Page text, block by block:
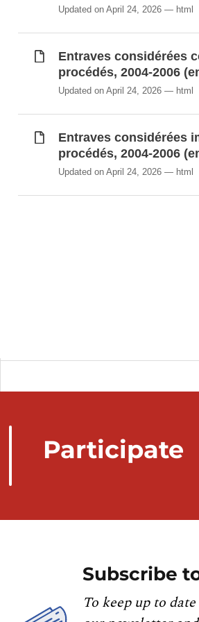
Updated on April 24, 2026 html
Entraves considérées
procédés, 2004-2006
Updated on April 24, 2026 html
Entraves considérées
procédés, 2004-2006
Updated on April 24, 2026 html
Participate
Subscribe
To keep up to